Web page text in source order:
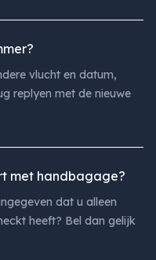
vlucht en datum,
replyen met de nieuwe
met handbagage?
dat u alleen
heeft? Bel dan gelijk